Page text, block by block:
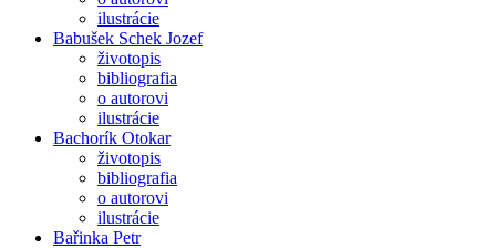
ilustrácie
Babušek Schek Jozef
životopis
bibliografia
o autorovi
ilustrácie
Bachorík Otokar
životopis
bibliografia
o autorovi
ilustrácie
Bařinka Petr